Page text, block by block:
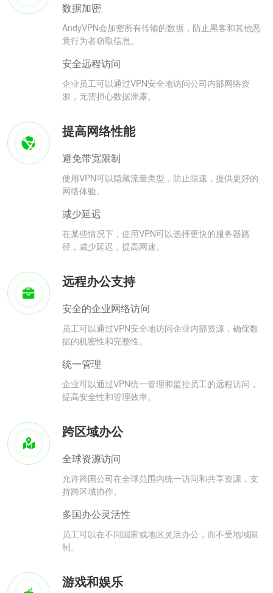
数据加密
AndyVPN会加密所有传输的数据，防止黑客和其他恶
意行为者窃取信息。
安全远程访问
企业员工可以通过VPN安全地访问公司内部网络资
源，无需担心数据泄露。
提高网络性能
避免带宽限制
使用VPN可以隐藏流量类型，防止限速，提供更好的
网络体验。
减少延迟
在某些情况下，使用VPN可以选择更快的服务器路
径，减少延迟，提高网速。
远程办公支持
安全的企业网络访问
员工可以通过VPN安全地访问企业内部资源，确保数
据的机密性和完整性。
统一管理
企业可以通过VPN统一管理和监控员工的远程访问，
提高安全性和管理效率。
跨区域办公
全球资源访问
允许跨国公司在全球范围内统一访问和共享资源，支
持跨区域协作。
多国办公灵活性
员工可以在不同国家或地区灵活办公，而不受地域限
制。
游戏和娱乐